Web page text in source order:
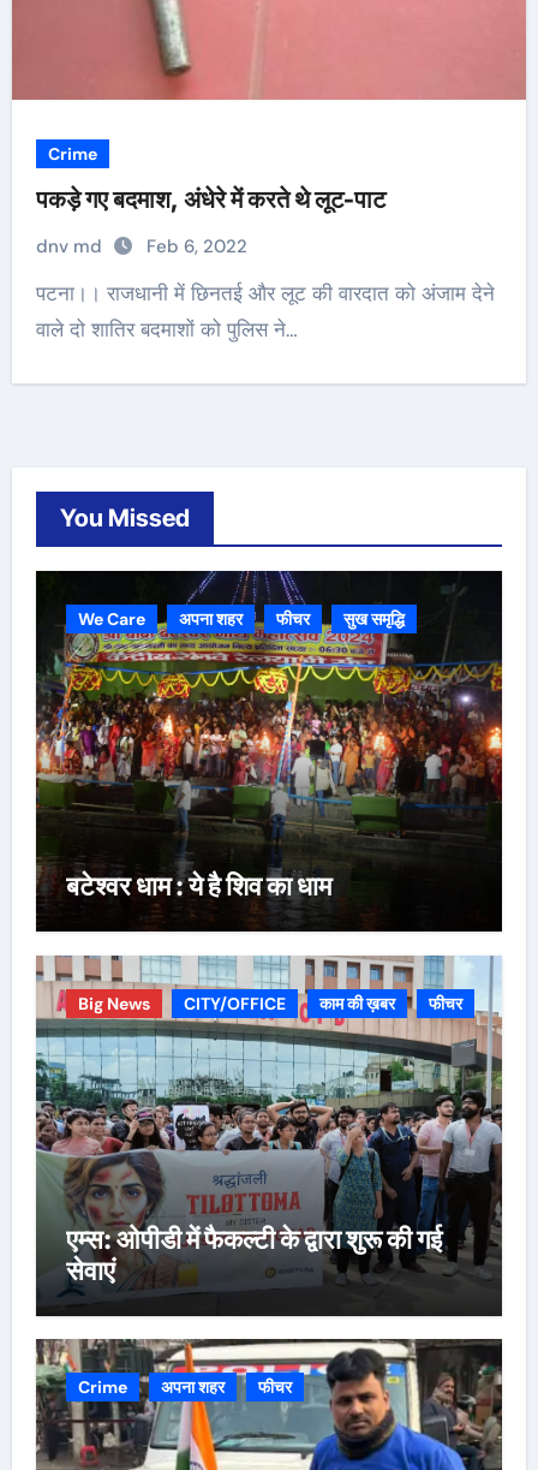
Crime
पकड़े गए बदमाश, अंधेरे में करते थे लूट-पाट
dnv md Feb 6, 2022
पटना।। राजधानी में छिनतई और लूट की वारदात को अंजाम देने
वाले दो शातिर बदमाशों को पुलिस ने…
You Missed
We Care अपना शहर फीचर सुख समृद्धि
बटेश्वर धाम : ये है शिव का धाम
Big News CITY/OFFICE काम की ख़बर फीचर
एम्स: ओपीडी में फैकल्टी के द्वारा शुरू की गई
सेवाएं
Crime अपना शहर फीचर